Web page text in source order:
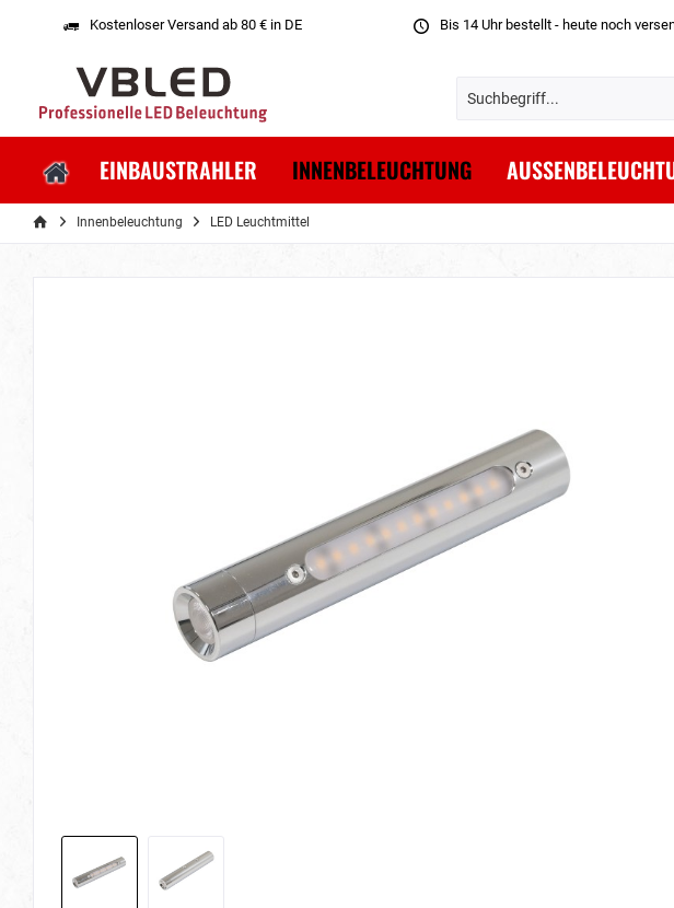
Kostenloser Versand ab 80 € in DE Bis 14 Uhr bestellt - heute noch
EINBAUSTRAHLER INNENBELEUCHTUNG
Innenbeleuchtung LED Leuchtmittel